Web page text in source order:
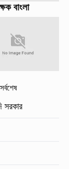
বাংলা
সর্বশেষ
সরকার